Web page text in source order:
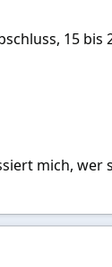
15 bis
mich, wer